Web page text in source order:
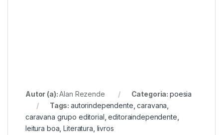
Autor (a):Alan Rezende Categoria: poesia
Tags:autorindependente ,caravana
caravana grupo editorial ,editoraindependente
leitura boa ,Literatura livros